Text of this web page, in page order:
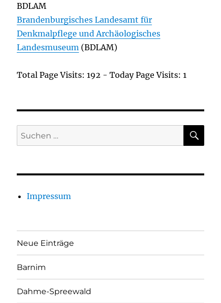
BDLAM
Brandenburgisches Landesamt für
Denkmalpflege und Archäologisches
Landesmuseum (BDLAM)
Total Page Visits: 192 - Today Page Visits: 1
Suchen
nach:
Impressum
Neue Einträge
Barnim
Dahme-Spreewald